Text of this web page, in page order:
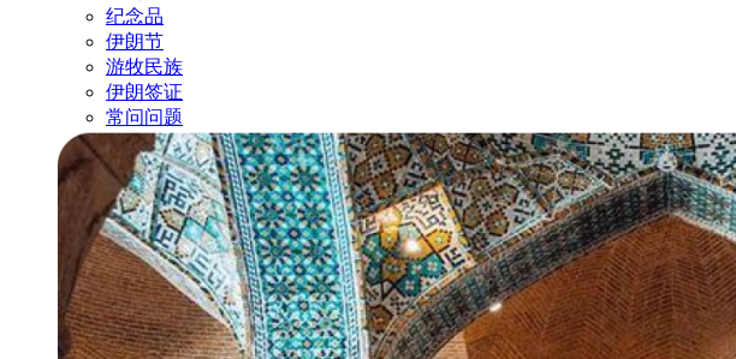
纪念品
伊朗节
游牧民族
伊朗签证
常问问题